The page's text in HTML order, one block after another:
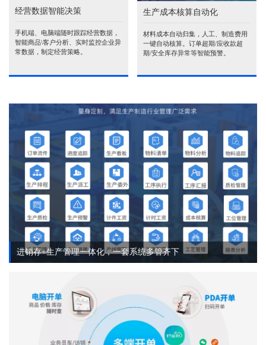
经营数据智能决策
手机端、电脑端随时跟踪经营数据，
智能商品\客户分析、实时监控企业异
常数据，制定经营策略。
生产成本核算自动化
材料成本自动归集，人工、制造费用
一键自动核算。订单超期/应收款超
期/安全库存异常等智能预警。
进销存+生产管理一体化，一套系统多管齐下